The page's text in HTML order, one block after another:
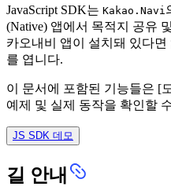
JavaScript SDK는 Kakao.Navi
(Native) 앱에서 목적지 공유
카오내비 앱이 설치돼 있다면
를 엽니다.
이 문서에 포함된 기능들은 [
예제 및 실제 동작을 확인할
JS SDK 데모
길 안내